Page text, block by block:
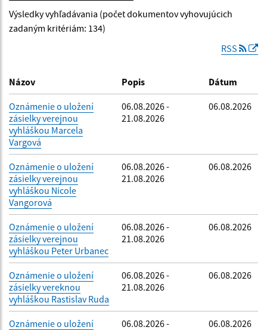
Dátum zverejnenia od:
Filtrovať
Výsledky vyhľadávania (počet dokumentov vyhovujúcich
zadaným kritériám: 134)
RSS
Názov Popis Dátum
Oznámenie o uložení
zásielky verejnou
vyhláškou Marcela
Vargová
06.08.2026 -
21.08.2026
06.08.2026
Oznámenie o uložení
zásielky verejnou
vyhláškou Nicole
Vangorová
06.08.2026 -
21.08.2026
06.08.2026
Oznámenie o uložení
zásielky verejnou
vyhláškou Peter Urbanec
06.08.2026 -
21.08.2026
06.08.2026
Oznámenie o uložení
zásielky vereknou
vyhláškou Rastislav Ruda
06.08.2026 -
21.08.2026
06.08.2026
Oznámenie o uložení
06.08.2026 -
06.08.2026